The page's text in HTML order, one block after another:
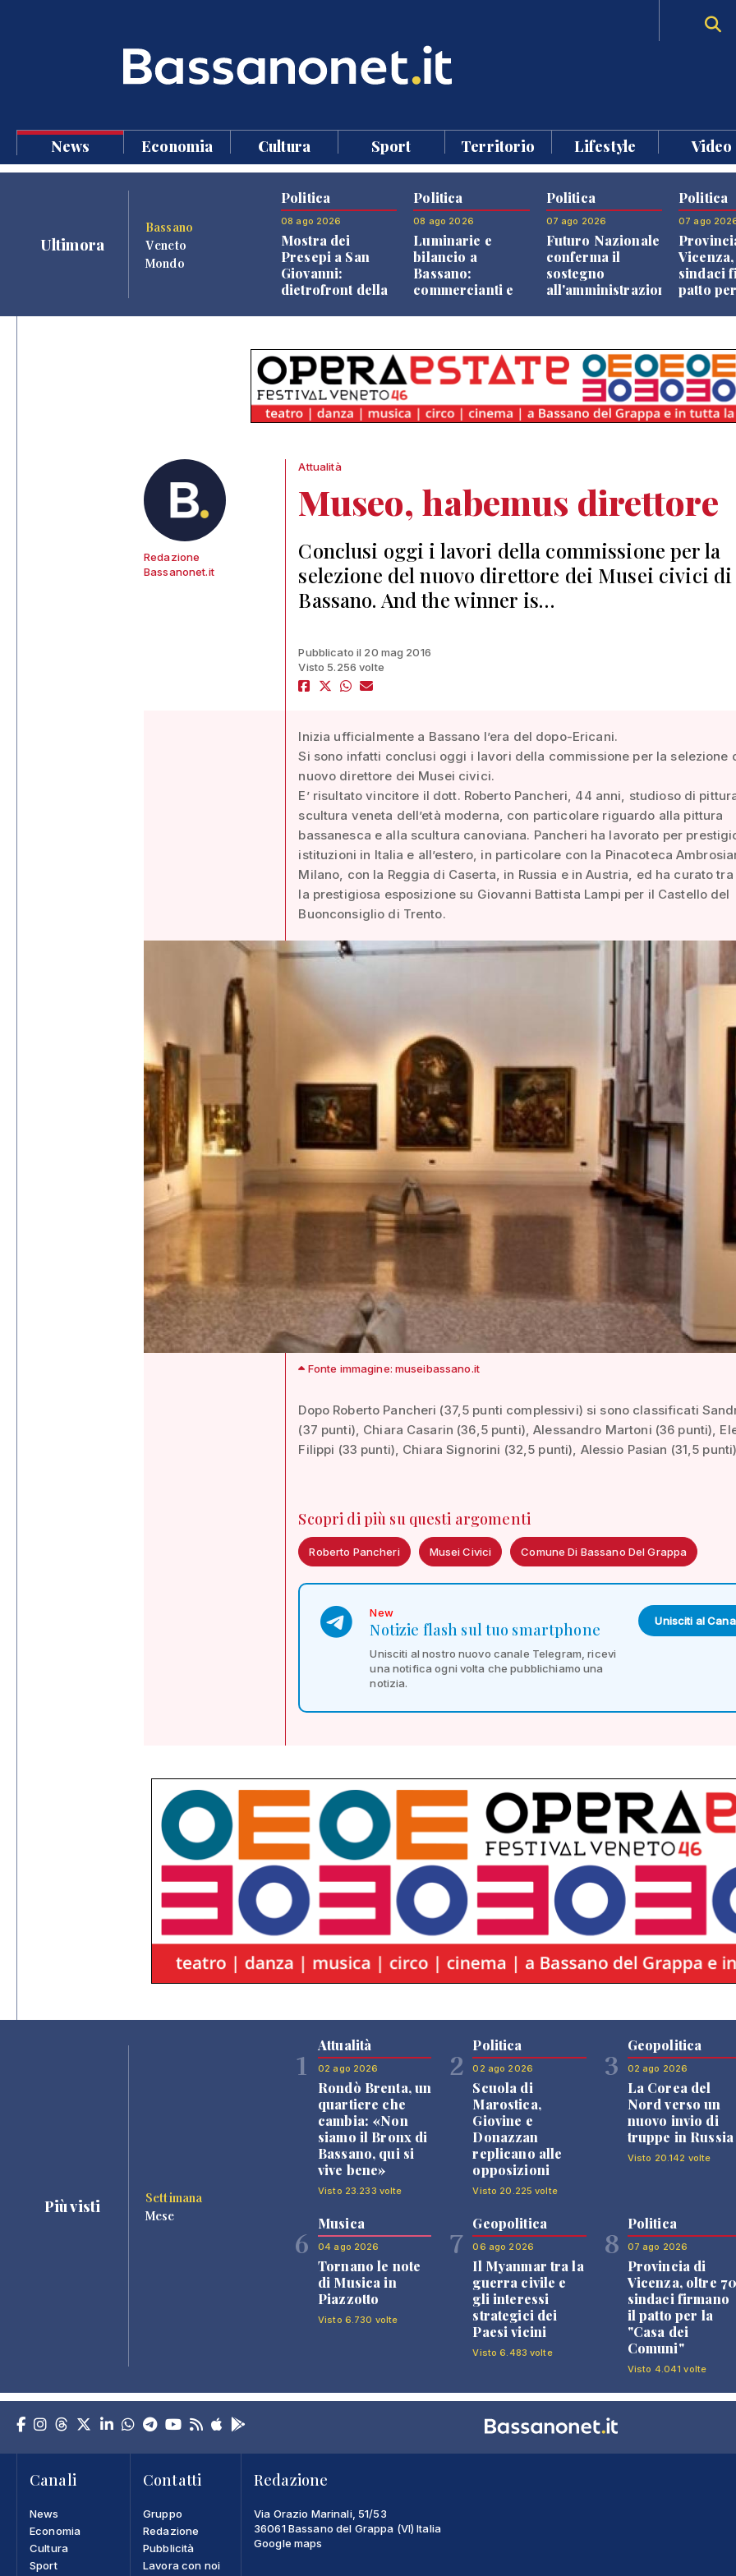
News Economia Cultura Sport Territorio Lifestyle Video
Ultimora
Bassano
Veneto
Mondo
Politica
08 ago 2026
Mostra dei
Presepi a San
Giovanni:
dietrofront della
Politica
08 ago 2026
Luminarie e
bilancio a
Bassano:
commercianti e
Politica
07 ago 2026
Futuro Nazionale
conferma il
sostegno
all'amministrazione
Politica
07 ago
sindaci
patto
Redazione
Bassanonet.it
Attualità
Museo, habemus direttore
Conclusi oggi i lavori della commissione per la
selezione del nuovo direttore dei Musei civici di
Bassano. And the winner is…
Pubblicato il 20 mag 2016
Visto 5.256 volte
Inizia ufficialmente a Bassano l’era del dopo-Ericani.
Si sono infatti conclusi oggi i lavori della commissione per la selezione
nuovo direttore dei Musei civici.
E’ risultato vincitore il dott. Roberto Pancheri, 44 anni, studioso di
scultura veneta dell’età moderna, con particolare riguardo alla pittura
bassanesca e alla scultura canoviana. Pancheri ha lavorato per
istituzioni in Italia e all’estero, in particolare con la Pinacoteca
Milano, con la Reggia di Caserta, in Russia e in Austria, ed ha curato
la prestigiosa esposizione su Giovanni Battista Lampi per il Castello del
Buonconsiglio di Trento.
Fonte immagine: museibassano.it
Dopo Roberto Pancheri (37,5 punti complessivi) si sono classificati
(37 punti), Chiara Casarin (36,5 punti), Alessandro Martoni (36 punti),
Filippi (33 punti), Chiara Signorini (32,5 punti), Alessio Pasian (31,5
Scopri di più su questi argomenti
Roberto Pancheri Musei Civici Comune Di Bassano Del Grappa
New
Notizie flash sul tuo smartphone
Unisciti al nostro nuovo canale Telegram, ricevi
una notifica ogni volta che pubblichiamo una
notizia.
Unisciti al
Più visti
Settimana
Mese
1
Attualità
02 ago 2026
Rondò Brenta, un
quartiere che
cambia: «Non
siamo il Bronx di
Bassano, qui si
vive bene»
Visto 23.233 volte
2
Politica
02 ago 2026
Scuola di
Marostica,
Giovine e
Donazzan
replicano alle
opposizioni
Visto 20.225 volte
3
Geopolitica
02 ago 2026
La Corea del
Nord verso un
nuovo invio di
truppe in Russia
Visto 20.142 volte
6
Musica
04 ago 2026
Tornano le note
di Musica in
Piazzotto
Visto 6.730 volte
7
Geopolitica
06 ago 2026
Il Myanmar tra la
guerra civile e
gli interessi
strategici dei
Paesi vicini
Visto 6.483 volte
8
Politica
07 ago 2026
Provincia di
Vicenza, oltre
sindaci firmano
il patto per la
"Casa dei
Comuni"
Visto 4.041 volte
Canali
News
Economia
Cultura
Sport
Contatti
Gruppo
Redazione
Pubblicità
Lavora con noi
Redazione
Via Orazio Marinali, 51/53
36061 Bassano del Grappa (VI) Italia
Google maps